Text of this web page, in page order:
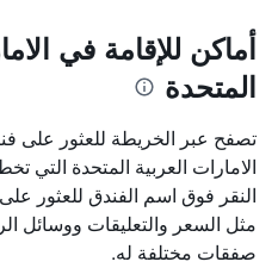
أماكن للإقامة في
المتحدة
تصفح عبر الخريطة للعثور على
الامارات العربية المتحدة التي
النقر فوق اسم الفندق للعثور
مثل السعر والتعليقات ووسائل
صفقات مختلفة له.